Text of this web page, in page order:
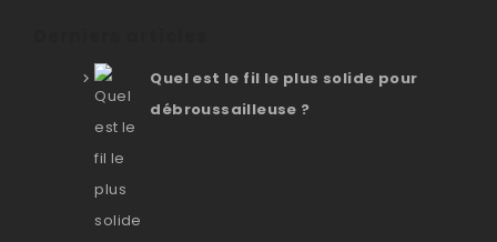
Quel est le fil le plus solide pour
débroussailleuse ?